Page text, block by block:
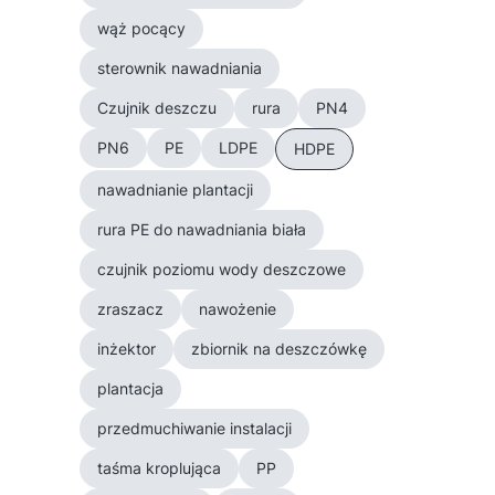
wąż pocący
sterownik nawadniania
Czujnik deszczu rura PN4
PN6 PE LDPE HDPE
nawadnianie plantacji
rura PE do nawadniania biała
czujnik poziomu wody deszczowe
zraszacz nawożenie
inżektor zbiornik na deszczówkę
plantacja
przedmuchiwanie instalacji
taśma kroplująca PP